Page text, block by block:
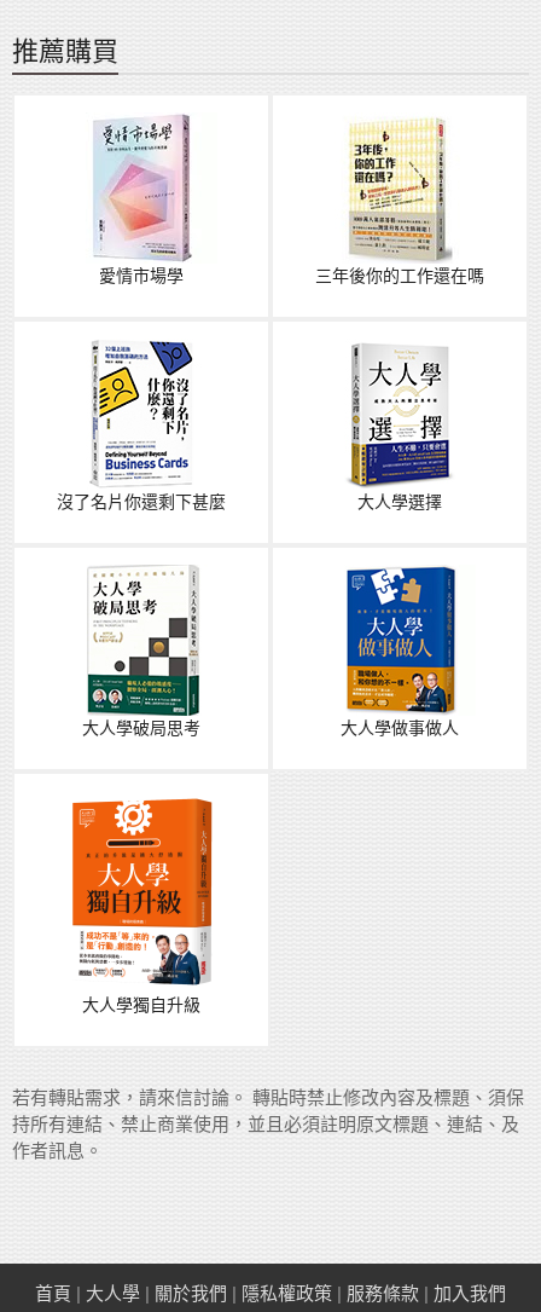
推薦購買
愛情市場學 三年後你的工作還在嗎
沒了名片你還剩下甚麼 大人學選擇
大人學破局思考 大人學做事做人
大人學獨自升級
若有轉貼需求，請來信討論。 轉貼時禁止修改內容及標題、須保
持所有連結、禁止商業使用，並且必須註明原文標題、連結、及
作者訊息。
首頁 | 大人學 | 關於我們 | 隱私權政策 | 服務條款 | 加入我們